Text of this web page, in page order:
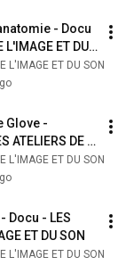
- Docu
L'IMAGE ET DU
L'IMAGE ET DU SON
Glove -
ATELIERS DE
L'IMAGE ET DU SON
Docu - LES
ET DU SON
L'IMAGE ET DU SON